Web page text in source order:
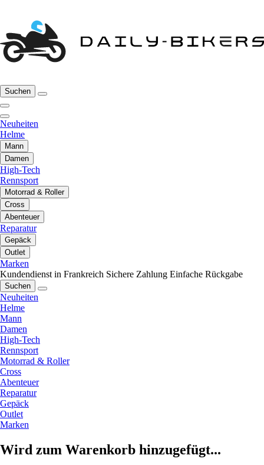
Suchen
Neuheiten
Helme
Mann
Damen
High-Tech
Rennsport
Motorrad & Roller
Cross
Abenteuer
Reparatur
Gepäck
Outlet
Marken
Kundendienst in Frankreich Sichere Zahlung Einfache Rückgabe
Suchen
Neuheiten
Helme
Mann
Damen
High-Tech
Rennsport
Motorrad & Roller
Cross
Abenteuer
Reparatur
Gepäck
Outlet
Marken
Wird zum Warenkorb hinzugefügt...